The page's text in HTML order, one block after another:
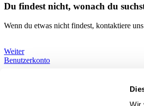
Du findest nicht, wonach du
Wenn du etwas nicht findest, kontaktiere
Weiter
Benutzerkonto
Du findest nicht, wonach du